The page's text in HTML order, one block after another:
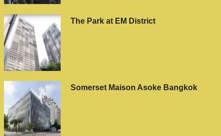
The Park at EM District
Somerset Maison Asoke Bangkok